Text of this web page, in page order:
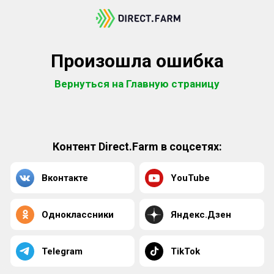
Произошла ошибка
Вернуться на Главную страницу
Контент Direct.Farm в соцсетях:
Вконтакте YouTube
Одноклассники Яндекс.Дзен
Telegram TikTok